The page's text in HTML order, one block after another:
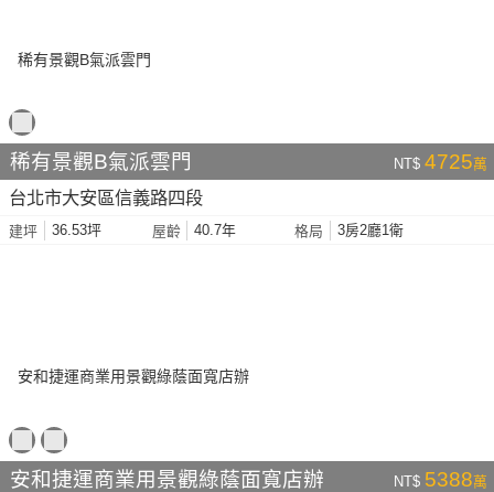
稀有景觀B氣派雲門 NT$ 4725萬
台北市大安區信義路四段
建坪 36.53坪 屋齡 40.7年 格局 3房2廳1衛
安和捷運商業用景觀綠蔭面寬店辦 NT$ 5388萬